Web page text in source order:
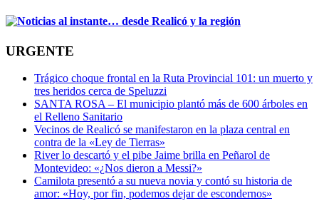
URGENTE
Trágico choque frontal en la Ruta Provincial 101: un muerto y
tres heridos cerca de Speluzzi
SANTA ROSA – El municipio plantó más de 600 árboles en
el Relleno Sanitario
Vecinos de Realicó se manifestaron en la plaza central en
contra de la «Ley de Tierras»
River lo descartó y el pibe Jaime brilla en Peñarol de
Montevideo: «¿Nos dieron a Messi?»
Camilota presentó a su nueva novia y contó su historia de
amor: «Hoy, por fin, podemos dejar de escondernos»